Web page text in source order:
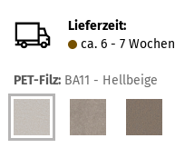
Lieferzeit:
ca. 6 - 7 Wochen
PET-Filz: BA11 - Hellbeige